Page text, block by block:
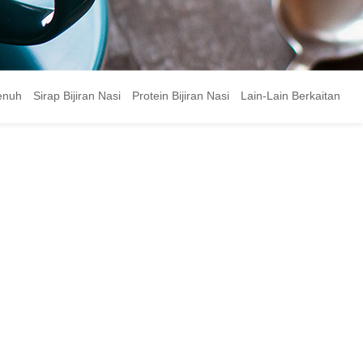
Sirap Bijiran Nasi Protein Bijiran Nasi Lain-Lain Berkaitan